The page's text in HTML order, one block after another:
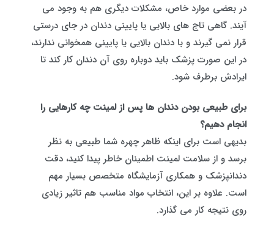
در بعضی موارد خاص، مشکلات دیگری هم به وجود می
آیند. گاهی تاج های بالایی یا پایینی دندان در جای درستی
قرار نمی گیرند و با دندان بالایی یا پایینی همخوانی ندارند،
در این صورت پزشک باید دوباره روی آن دندان کار کند تا
ایرادش برطرف شود.
برای طبیعی بودن دندان ها پس از لمینت چه کارهایی را
انجام دهیم؟
بدیهی است برای اینکه ظاهر چهره‌ شما طبیعی به نظر
برسد و از سلامت لمینت اطمینان خاطر پیدا کنید، دقت
دندانپزشک و همکاری آزمایشگاه متخصص بسیار مهم
است. علاوه بر این، انتخاب مواد مناسب هم تاثیر زیادی
روی نتیجه کار می گذارد.